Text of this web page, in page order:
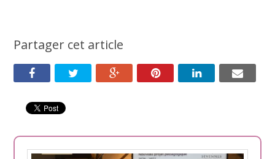
Partager cet article